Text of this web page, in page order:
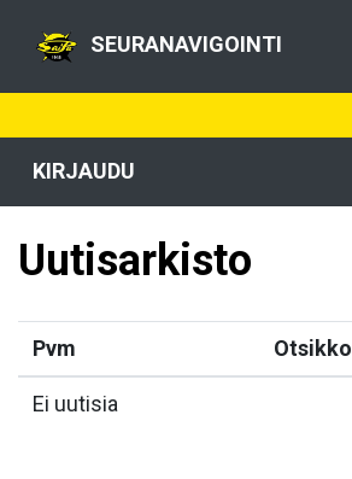
SEURANAVIGOINTI
KIRJAUDU
Uutisarkisto
Pvm Otsikko
Ei uutisia